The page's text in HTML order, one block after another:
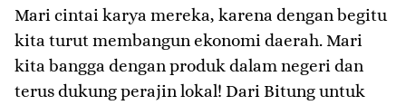
Mari cintai karya mereka, karena dengan begitu
kita turut membangun ekonomi daerah. Mari
kita bangga dengan produk dalam negeri dan
terus dukung perajin lokal! Dari Bitung untuk